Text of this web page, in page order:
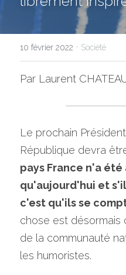
NOUS
10 février 2022 · Société
Par Laurent
Le prochain
République devra
pays France n'a
qu'aujourd'hui et
c'est qu'ils se
chose est désormais
de la communauté
les humoristes.